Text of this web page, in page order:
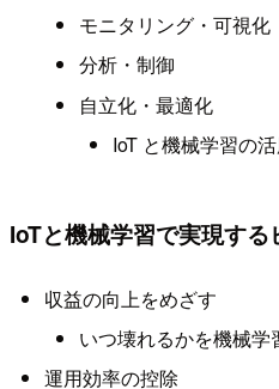
モニタリング・可視化
分析・制御
自立化・最適化
IoT と機械学習の
IoTと機械学習で実現する
収益の向上をめざす
いつ壊れるかを機械
運用効率の控除